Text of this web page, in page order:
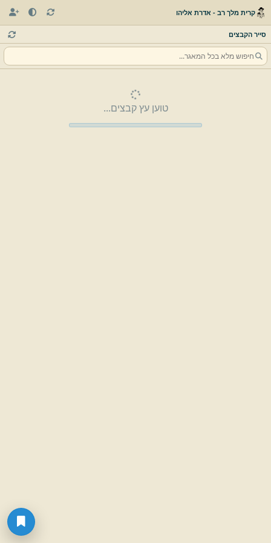
קרית מלך רב - אדרת אליהו
סייר הקבצים
טוען עץ קבצים...